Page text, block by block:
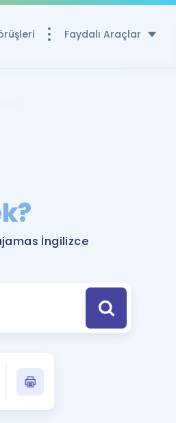
Faydalı Araçlar
YÖKDİL Puan Hesaplama Aracı
Aracı
YÖKDİL'e Hazırlananlar için Öneriler
Sınavları Tek Takvimde
YÖKDİL Tüm Sınavlarla İlgili Haberler
Gramer
İngilizce